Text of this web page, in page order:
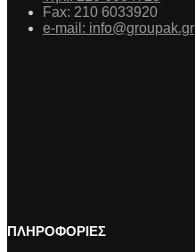
Fax: 210 6033920
e-mail: info@groupak.gr
ΠΛΗΡΟΦΟΡΙΕΣ